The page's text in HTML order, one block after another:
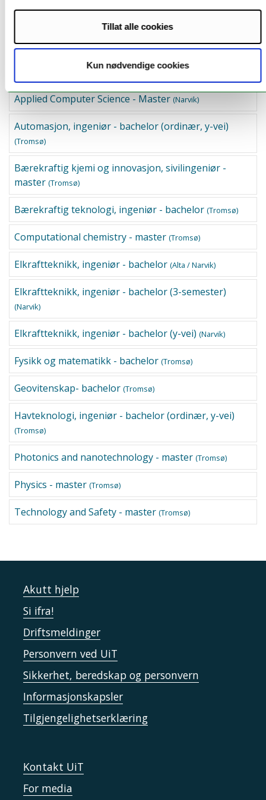
Tillat alle cookies
Kun nødvendige cookies
Relevante utdanninger fra UiT:
Applied Computer Science - Master (Narvik)
Automasjon, ingeniør - bachelor (ordinær, y-vei)
(Tromsø)
Bærekraftig kjemi og innovasjon, sivilingeniør -
master (Tromsø)
Bærekraftig teknologi, ingeniør - bachelor (Tromsø)
Computational chemistry - master (Tromsø)
Elkraftteknikk, ingeniør - bachelor (Alta / Narvik)
Elkraftteknikk, ingeniør - bachelor (3-semester)
(Narvik)
Elkraftteknikk, ingeniør - bachelor (y-vei) (Narvik)
Fysikk og matematikk - bachelor (Tromsø)
Geovitenskap- bachelor (Tromsø)
Havteknologi, ingeniør - bachelor (ordinær, y-vei)
(Tromsø)
Photonics and nanotechnology - master (Tromsø)
Physics - master (Tromsø)
Technology and Safety - master (Tromsø)
Akutt hjelp
Si ifra!
Driftsmeldinger
Personvern ved UiT
Sikkerhet, beredskap og personvern
Informasjonskapsler
Tilgjengelighetserklæring
Kontakt UiT
For media